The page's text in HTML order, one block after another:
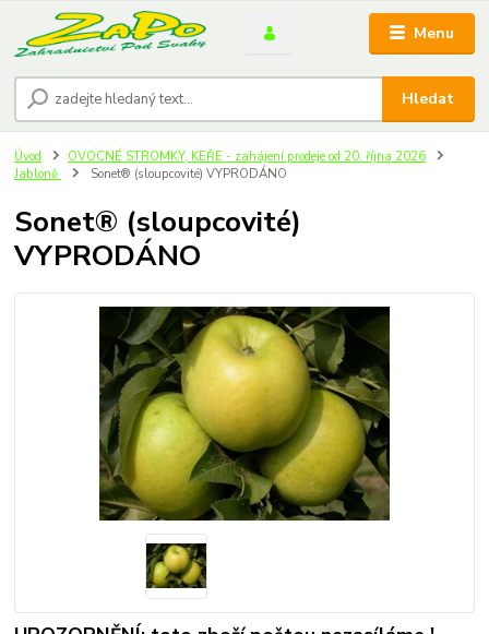
Menu
Hledat
Úvod
OVOCNÉ STROMKY, KEŘE - zahájení prodeje od 20. října 2026
Jabloně
Sonet® (sloupcovité) VYPRODÁNO
Sonet® (sloupcovité)
VYPRODÁNO